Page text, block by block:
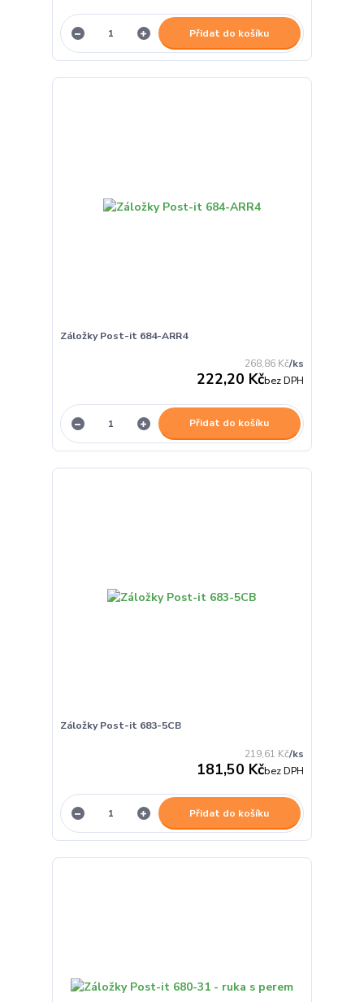
Přidat do košíku
Záložky Post-it 684-ARR4
268,86 Kč/ks
222,20 Kčbez DPH
Přidat do košíku
Záložky Post-it 683-5CB
219,61 Kč/ks
181,50 Kčbez DPH
Přidat do košíku